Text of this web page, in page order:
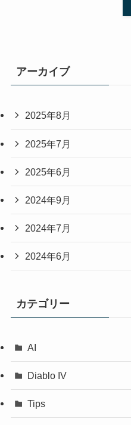
アーカイブ
2025年8月
2025年7月
2025年6月
2024年9月
2024年7月
2024年6月
カテゴリー
AI
Diablo IV
Tips